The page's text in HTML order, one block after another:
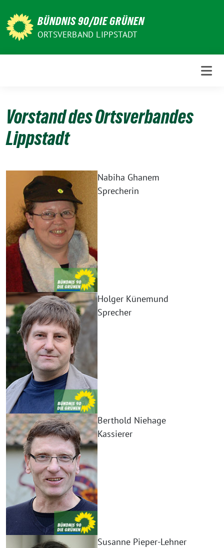
zum
Inhalt
BÜNDNIS 90/DIE GRÜNEN
ORTSVERBAND LIPPSTADT
Vorstand des Ortsverbandes
Lippstadt
Nabiha Ghanem
Sprecherin
Holger Künemund
Sprecher
Berthold Niehage
Kassierer
Susanne Pieper-Lehner